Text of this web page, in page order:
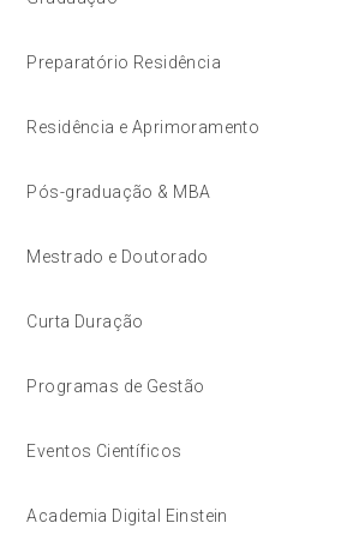
Preparatório Residência
Residência e Aprimoramento
Pós-graduação & MBA
Mestrado e Doutorado
Curta Duração
Programas de Gestão
Eventos Científicos
Academia Digital Einstein